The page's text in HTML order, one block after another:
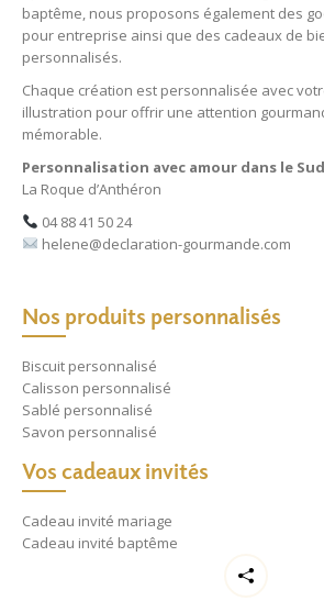
baptême, nous proposons également des
pour entreprise ainsi que des cadeaux de
personnalisés.
Chaque création est personnalisée avec
illustration pour offrir une attention
mémorable.
Personnalisation avec amour dans le
La Roque d’Anthéron
04 88 41 50 24
helene@declaration-gourmande.com
Nos produits personnalisés
Biscuit personnalisé
Calisson personnalisé
Sablé personnalisé
Savon personnalisé
Vos cadeaux invités
Cadeau invité mariage
Cadeau invité baptême